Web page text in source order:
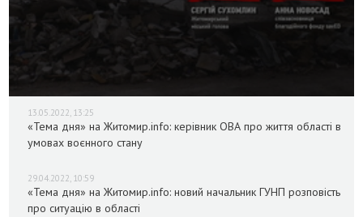
13.05.2022, 13:25
«Тема дня» на Житомир.info: керівник ОВА про життя області в
умовах воєнного стану
29.04.2022, 10:59
«Тема дня» на Житомир.info: новий начальник ГУНП розповість
про ситуацію в області